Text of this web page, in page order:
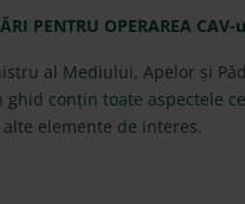
PENTRU OPERAREA
al Mediului, Apelor și
ghid conțin toate aspectele
elemente de interes.